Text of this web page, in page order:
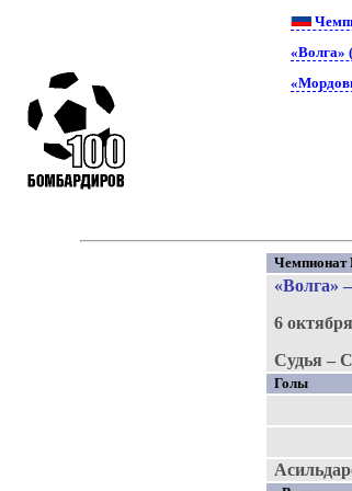
«Волга»
Чемпионат
«Волга»
6
Судья –
Голы